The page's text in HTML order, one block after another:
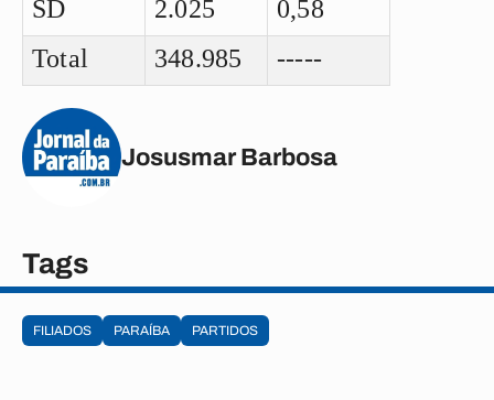
SD
2.025
0,58
Total
348.985 -----
Josusmar Barbosa
Tags
FILIADOS PARAÍBA PARTIDOS